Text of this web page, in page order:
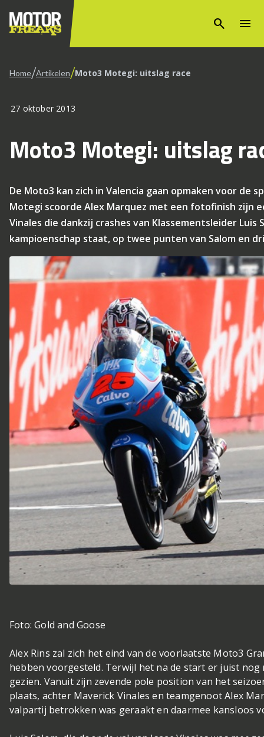
search menu
Home/Artikelen/Moto3 Motegi: uitslag race
27 oktober 2013
Moto3 Motegi: uitslag
De Moto3 kan zich in Valencia gaan opmaken voor de
Motegi scoorde Alex Marquez met een fotofinish zijn
Vinales die dankzij crashes van Klassementsleider
kampioenschap staat, op twee punten van Salom en
Foto: Gold and Goose
Alex Rins zal zich het eind van de voorlaatste Moto3
hebben voorgesteld. Terwijl het na de start er juist
gezien. Vanuit zijn zevende pole position van het
plaats, achter Maverick Vinales en teamgenoot Alex
valpartij betrokken was geraakt en daarmee kansloos